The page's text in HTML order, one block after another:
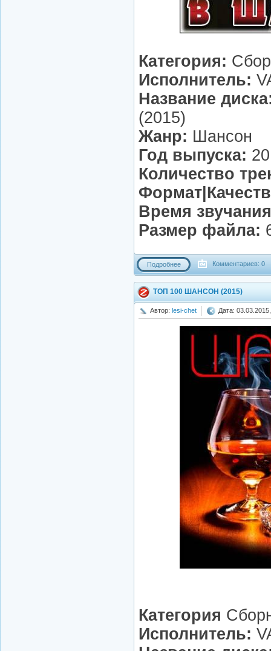
Категория:
Исполнитель:
Название
(2015)
Жанр: Шансон
Год выпуска:
Количество
Время
Размер файла:
Подробнее Комментариев: 0
ТОП 100 ШАНСОН (2015)
Автор: lesi-chet Дата:
Категория
Исполнитель: